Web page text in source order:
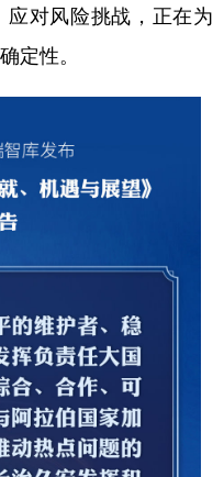
对风险挑战，正在为
定性。